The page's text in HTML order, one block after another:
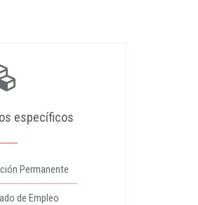
específicos
Permanente
de Empleo